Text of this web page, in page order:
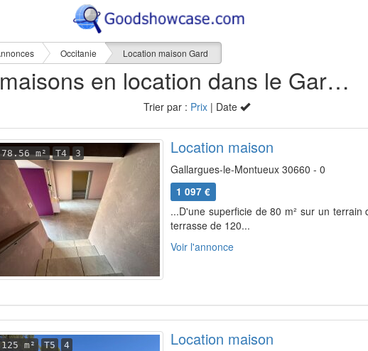
Occitanie Location maison Gard
19 maisons en location dans le Gard (30)
Trier par : Prix| Date
78.56 m² T4 3 Location maison
Gallargues-le-Montueux 30660 - 0
1 097 €
...D'une superficie de 80 m² sur un
terrasse de 120...
Voir l'annonce
125 m² T5 4 Location maison